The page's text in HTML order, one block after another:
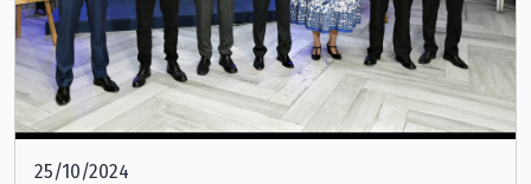
25/10/2024